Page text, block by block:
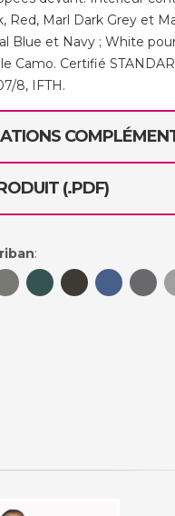
Red, Marl Dark Grey et
Blue et Navy ; White
Camo. Certifié
8, IFTH.
(.PDF)
: